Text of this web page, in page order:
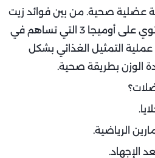
عضلية صحية. من بين فوائد زيت
كبد الحوت للتسمين أنه يحتوي على أوميجا 3 التي تساهم في
عملية التمثيل الغذائي بشكل
الوزن بطريقة صحية.
الرياضية.
الإجهاد.